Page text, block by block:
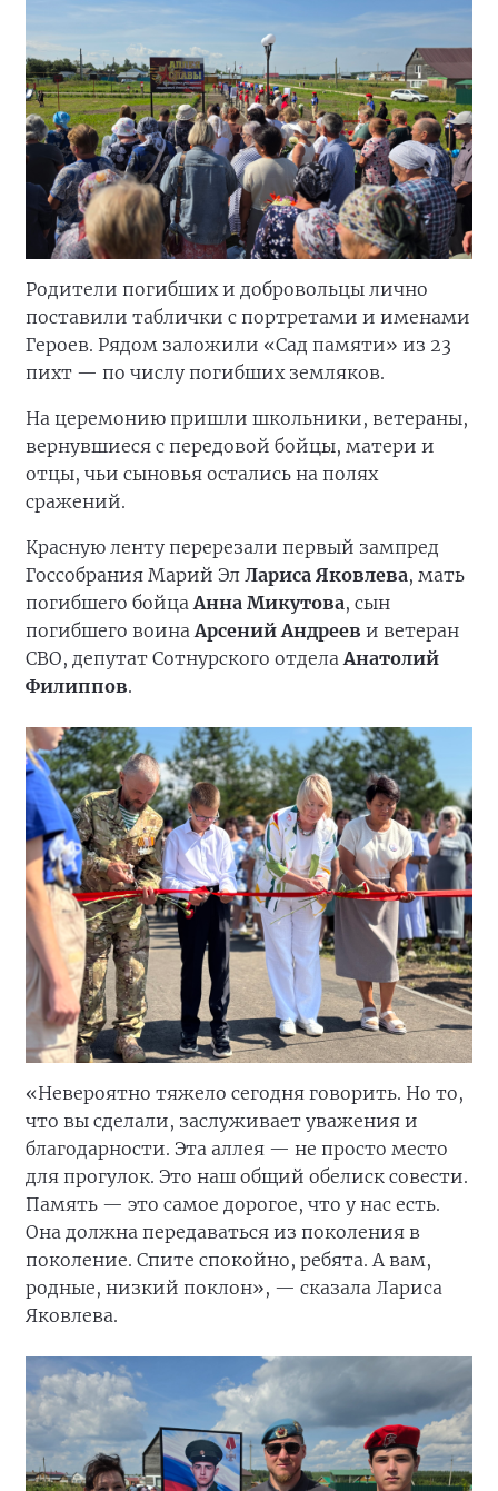
Родители погибших и добровольцы лично
поставили таблички с портретами и именами
Героев. Рядом заложили «Сад памяти» из 23
пихт — по числу погибших земляков.
На церемонию пришли школьники, ветераны,
вернувшиеся с передовой бойцы, матери и
отцы, чьи сыновья остались на полях
сражений.
Красную ленту перерезали первый зампред
Госсобрания Марий Эл Лариса Яковлева, мать
погибшего бойцаАнна Микутова, сын
погибшего воинаАрсений Андреев и ветеран
СВО, депутат Сотнурского отделаАнатолий
Филиппов.
«Невероятно тяжело сегодня говорить. Но то,
что вы сделали, заслуживает уважения и
благодарности. Эта аллея — не просто место
для прогулок. Это наш общий обелиск совести.
Память — это самое дорогое, что у нас есть.
Она должна передаваться из поколения в
поколение. Спите спокойно, ребята. А вам,
родные, низкий поклон», — сказала Лариса
Яковлева.